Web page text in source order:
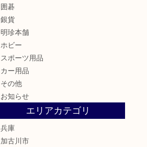
囲碁
銀貨
明珍本舗
ホビー
スポーツ用品
カー用品
その他
お知らせ
エリアカテゴリ
兵庫
加古川市